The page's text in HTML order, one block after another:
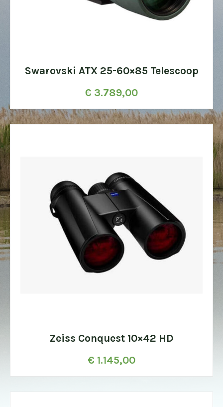
Swarovski ATX 25-60×85 Telescoop
€ 3.789,00
Zeiss Conquest 10×42 HD
€ 1.145,00